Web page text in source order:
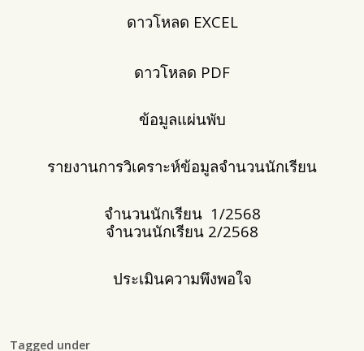
ดาวโหลด EXCEL
ดาวโหลด PDF
ข้อมูลแผ่นพับ
รายงานการวิเคราะห์ข้อมูลจำนวนนักเรียน
จำนวนนักเรียน 1/2568
จำนวนนักเรียน 2/2568
ประเมินความพึงพอใจ
Tagged under